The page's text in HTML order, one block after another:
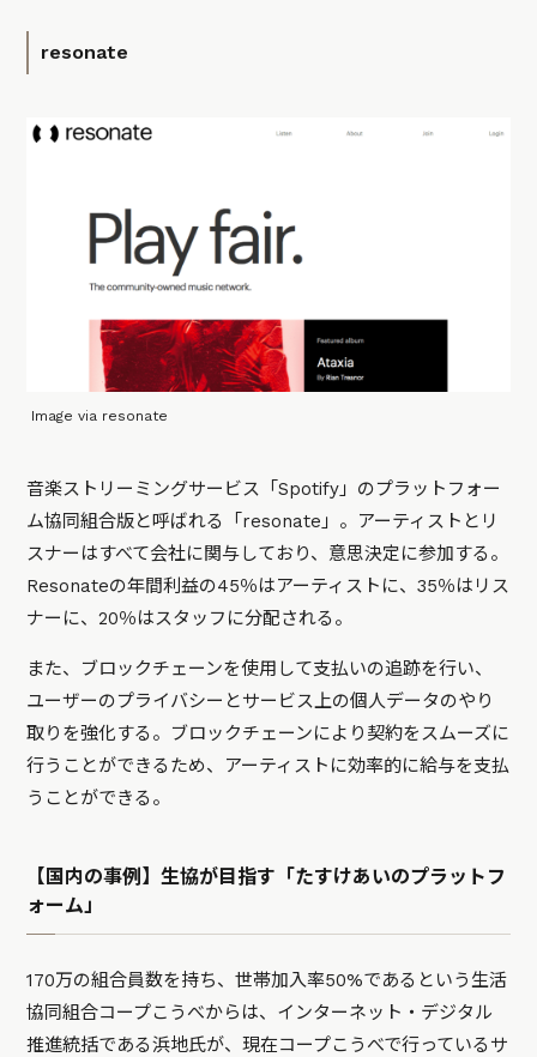
resonate
Image via resonate
音楽ストリーミングサービス「Spotify」のプラットフォー
ム協同組合版と呼ばれる「resonate」。アーティストとリ
スナーはすべて会社に関与しており、意思決定に参加する。
Resonateの年間利益の45％はアーティストに、35％はリス
ナーに、20％はスタッフに分配される。
また、ブロックチェーンを使用して支払いの追跡を行い、
ユーザーのプライバシーとサービス上の個人データのやり
取りを強化する。ブロックチェーンにより契約をスムーズに
行うことができるため、アーティストに効率的に給与を支払
うことができる。
【国内の事例】生協が目指す「たすけあいのプラットフ
ォーム」
170万の組合員数を持ち、世帯加入率50%であるという生活
協同組合コープこうべからは、インターネット・デジタル
推進統括である浜地氏が、現在コープこうべで行っているサ